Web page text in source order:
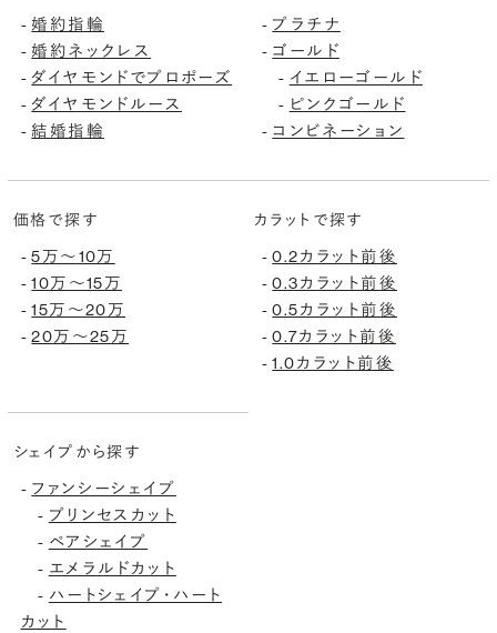
-婚約指輪
-婚約ネックレス
-ダイヤモンドでプロポーズ
-ダイヤモンドルース
-結婚指輪
- プラチナ
- ゴールド
- イエローゴールド
- ピンクゴールド
- コンビネーション
価格で探す
-5万〜10万
-10万〜15万
-15万〜20万
-20万〜25万
カラットで探す
-0.2カラット前後
-0.3カラット前後
-0.5カラット前後
-0.7カラット前後
-1.0カラット前後
シェイプから探す
- ファンシーシェイプ
- プリンセスカット
- ペアシェイプ
- エメラルドカット
- ハートシェイプ・ハート
カット